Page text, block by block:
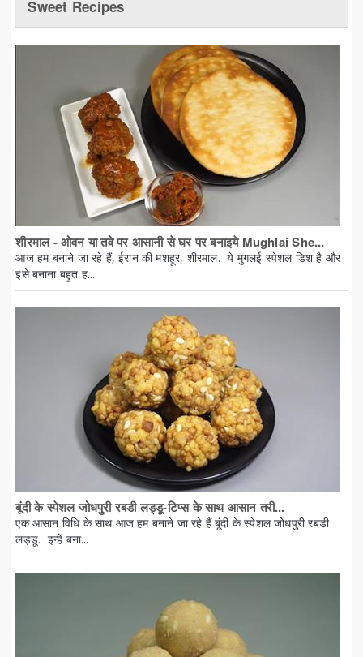
Sweet Recipes
शीरमाल - ओवन या तवे पर आसानी से घर पर बनाइये Mughlai She...
आज हम बनाने जा रहे हैं, ईरान की मशहूर, शीरमाल. ये मुगलई स्पेशल डिश है और
इसे बनाना बहुत ह...
बूंदी के स्पेशल जोधपुरी रबडी लड्डू-टिप्स के साथ आसान तरी...
एक आसान विधि के साथ आज हम बनाने जा रहे हैं बूंदी के स्पेशल जोधपुरी रबडी
लड्डू. इन्हें बना...